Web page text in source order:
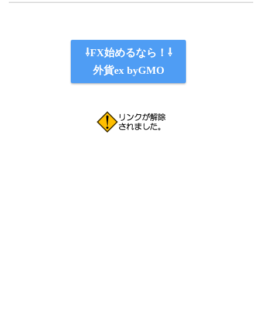
⇩FX始めるなら！⇩
外貨ex byGMO